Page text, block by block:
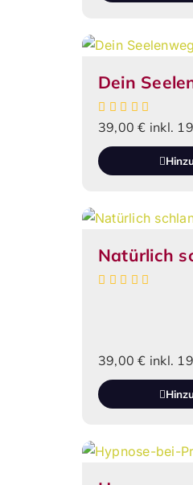
Dein
39,00€ inkl.
Natürlich
39,00€ inkl.